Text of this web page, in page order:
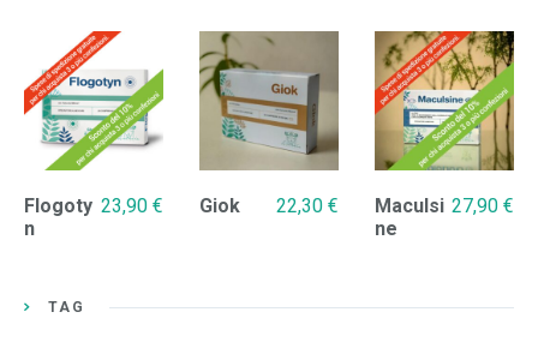
Flogoty
n
23,90 € Giok 22,30 €
Maculsi
ne
27,90 €
TAG